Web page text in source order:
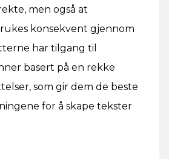
men også at
konsekvent gjennom
har tilgang til
basert på en rekke
som gir dem de beste
for å skape tekster